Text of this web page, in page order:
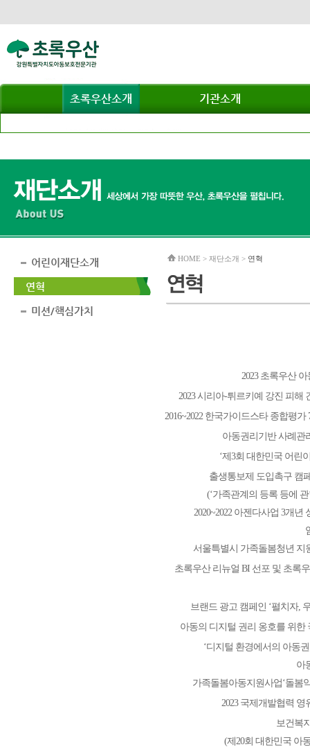
초록우산소개 기관소개
어린이재단소개
연혁
미션/핵심가치
HOME > 재단소개 > 연혁
2023 초록우산
2023 시리아-튀르키예 강진 피해
2016~2022 한국가이드스타 종합평
아동권리기반 사례관
‘제3회 대한민국 어린
출생통보제 도입촉구 캠
(‘가족관계의 등록 등에
2020~2022 아젠다사업 3개년
서울특별시 가족돌봄청년 지
초록우산 리뉴얼 BI 선포 및 초록
브랜드 광고 캠페인 ‘펼치자,
아동의 디지털 권리 옹호를 위한
‘디지털 환경에서의 아동
아
가족돌봄아동지원사업‘돌봄
2023 국제개발협력 영
보건복
(제20회 대한민국 아